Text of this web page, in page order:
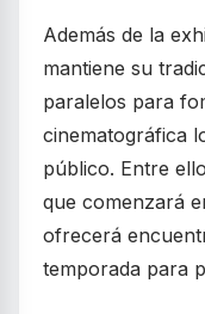
Además de la
mantiene su
paralelos para
cinematográfica
público. Entre
que comenzará
ofrecerá
temporada para